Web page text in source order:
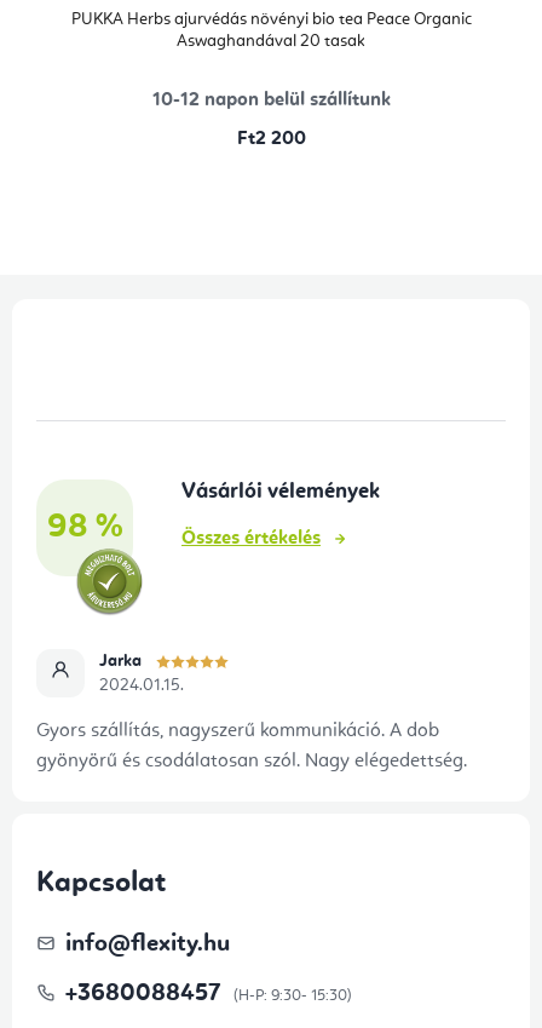
PUKKA Herbs ajurvédás növényi bio tea Peace Organic
Aswaghandával 20 tasak
10-12 napon belül szállítunk
Ft2 200
98 %
Vásárlói vélemények
Összes értékelés
Jarka
2024.01.15.
Gyors szállítás, nagyszerű kommunikáció. A dob
gyönyörű és csodálatosan szól. Nagy elégedettség.
Kapcsolat
info@flexity.hu
+3680088457